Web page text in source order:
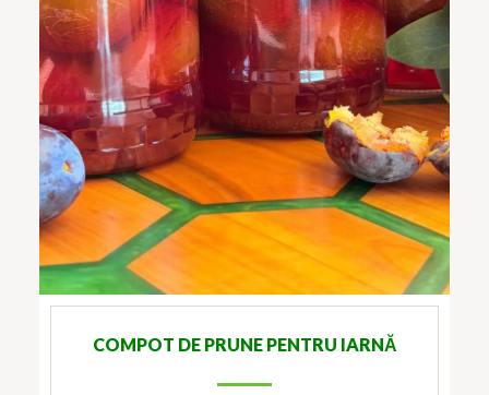
COMPOT DE PRUNE PENTRU IARNĂ